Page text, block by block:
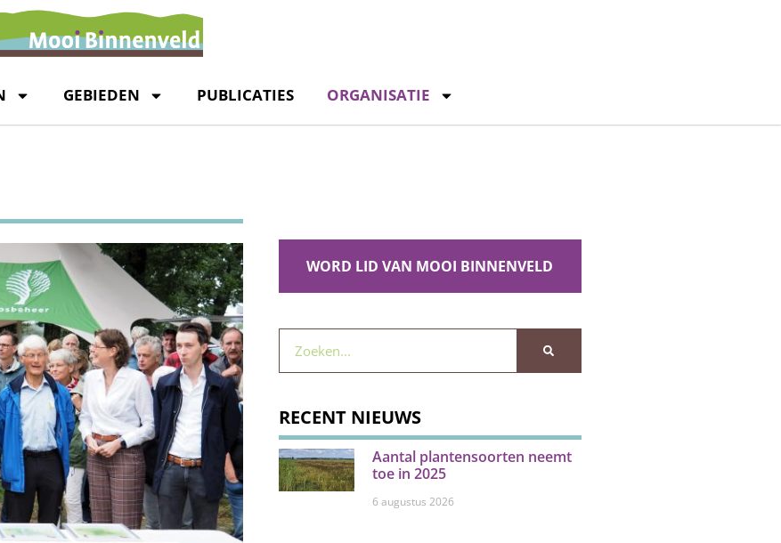
GEBIEDEN PUBLICATIES ORGANISATIE
WORD LID VAN MOOI BINNENVELD
RECENT NIEUWS
Aantal plantensoorten neemt
toe in 2025
6 augustus 2026